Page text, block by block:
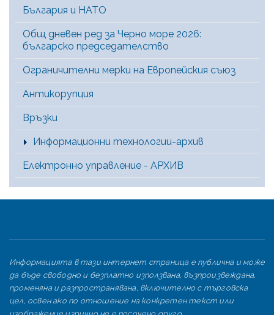
България и НАТО
Общ дневен ред за Черно море 2026:
българско председателство
Ограничителни мерки на Европейския съюз
Антикорупция
Връзки
Информационни технологии-архив
Електронно управление - АРХИВ
Информацията в тази интернет страница е публична и може
да бъде свободно и безплатно използвана, възпроизвеждана,
променяна и разпространявана, включително с търговска
цел, освен ако по отношение на конкретен текст или